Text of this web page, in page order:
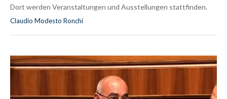
Dort werden Veranstaltungen und Ausstellungen stattfinden.
Claudio Modesto Ronchi